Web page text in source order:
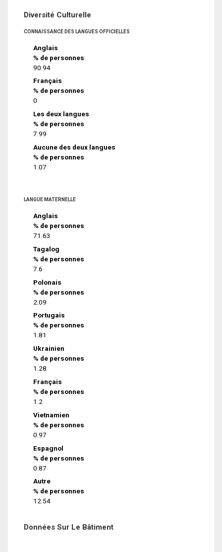
Diversité Culturelle
CONNAISSANCE DES LANGUES OFFICIELLES
Anglais
% de personnes
90.94
Français
% de personnes
0
Les deux langues
% de personnes
7.99
Aucune des deux langues
% de personnes
1.07
LANGUE MATERNELLE
Anglais
% de personnes
71.63
Tagalog
% de personnes
7.6
Polonais
% de personnes
2.09
Portugais
% de personnes
1.81
Ukrainien
% de personnes
1.28
Français
% de personnes
1.2
Vietnamien
% de personnes
0.97
Espagnol
% de personnes
0.87
Autre
% de personnes
12.54
Données Sur Le Bâtiment